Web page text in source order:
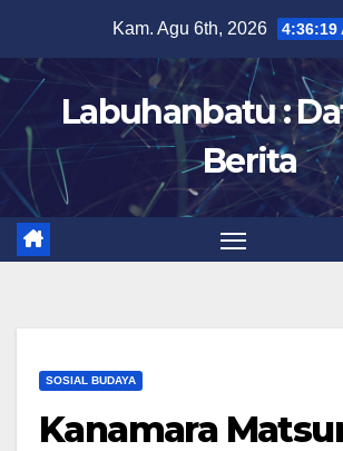
content
Kam. Agu 6th, 2026 4:36:21
Labuhanbatu :
Berita
SOSIAL BUDAYA
Kanamara